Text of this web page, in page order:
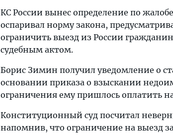
КС России вынес определение по
оспаривал норму закона,
ограничить выезд из России
судебным актом.
Борис Зимин получил уведомление о
основании приказа о взыскании
ограничения ему пришлось оплатить
Конституционный суд посчитал
напомнив, что ограничение на выезд